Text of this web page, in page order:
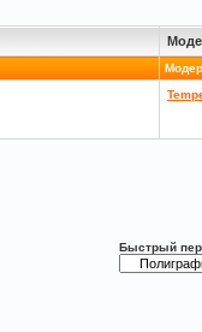
Быстрый